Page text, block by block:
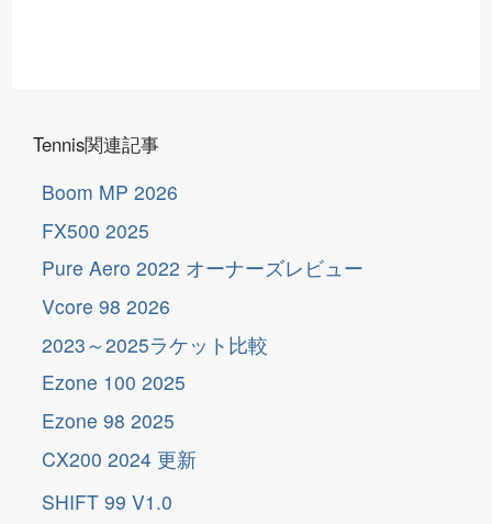
Tennis関連記事
Boom MP 2026
FX500 2025
Pure Aero 2022 オーナーズレビュー
Vcore 98 2026
2023～2025ラケット比較
Ezone 100 2025
Ezone 98 2025
CX200 2024
更 新
SHIFT 99 V1.0